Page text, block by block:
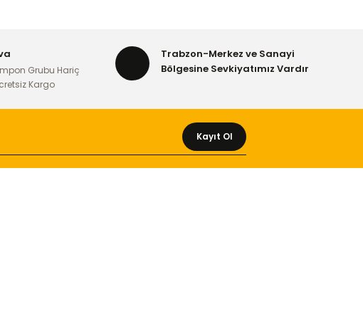
Grubu Hariç
Kargo
Trabzon-Merkez ve Sanayi
Bölgesine Sevkiyatımız Vardır
Kayıt Ol